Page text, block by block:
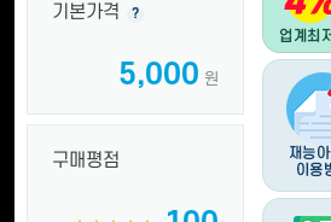
기본가격 ?
5,000 원
구매평점